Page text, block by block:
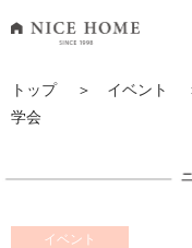
ナイス
トップ ＞ イベント
学会
イベント